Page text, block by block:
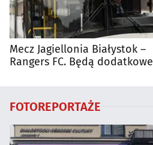
Mecz Jagiellonia Białystok –
Rangers FC. Będą dodatkowe
FOTOREPORTAŻE